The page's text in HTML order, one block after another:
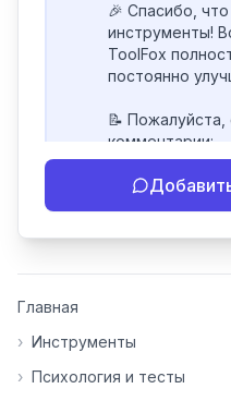
🎉 Спасибо,
инструменты!
ToolFox
постоянно
📝 Пожалуйста,
комментарии:
- Если
некорректно
инструменты
основе вашей
Главная
› Инструменты
› Психология и тесты